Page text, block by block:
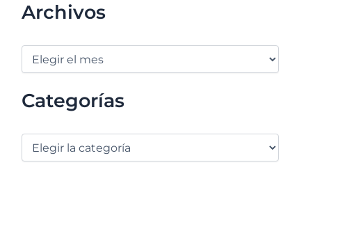
Archivos
Categorías